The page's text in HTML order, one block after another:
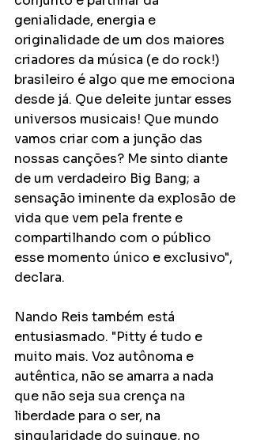
genialidade, energia e
originalidade de um dos maiores
criadores da música (e do rock!)
brasileiro é algo que me emociona
desde já. Que deleite juntar esses
universos musicais! Que mundo
vamos criar com a junção das
nossas canções? Me sinto diante
de um verdadeiro Big Bang; a
sensação iminente da explosão de
vida que vem pela frente e
compartilhando com o público
esse momento único e exclusivo",
declara.
Nando Reis também está
entusiasmado. "Pitty é tudo e
muito mais. Voz autônoma e
autêntica, não se amarra a nada
que não seja sua crença na
liberdade para o ser, na
singularidade do suingue, no